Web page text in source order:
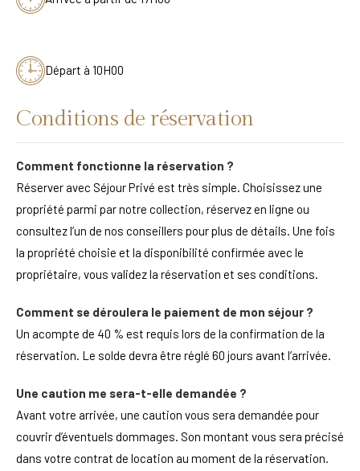
Départ à 10H00
Conditions de réservation
Comment fonctionne la réservation ?
Réserver avec Séjour Privé est très simple. Choisissez une
propriété parmi par notre collection, réservez en ligne ou
consultez l’un de nos conseillers pour plus de détails. Une fois
la propriété choisie et la disponibilité confirmée avec le
propriétaire, vous validez la réservation et ses conditions.
Comment se déroulera le paiement de mon séjour ?
Un acompte de 40 % est requis lors de la confirmation de la
réservation. Le solde devra être réglé 60 jours avant l’arrivée.
Une caution me sera-t-elle demandée ?
Avant votre arrivée, une caution vous sera demandée pour
couvrir d’éventuels dommages. Son montant vous sera précisé
dans votre contrat de location au moment de la réservation.